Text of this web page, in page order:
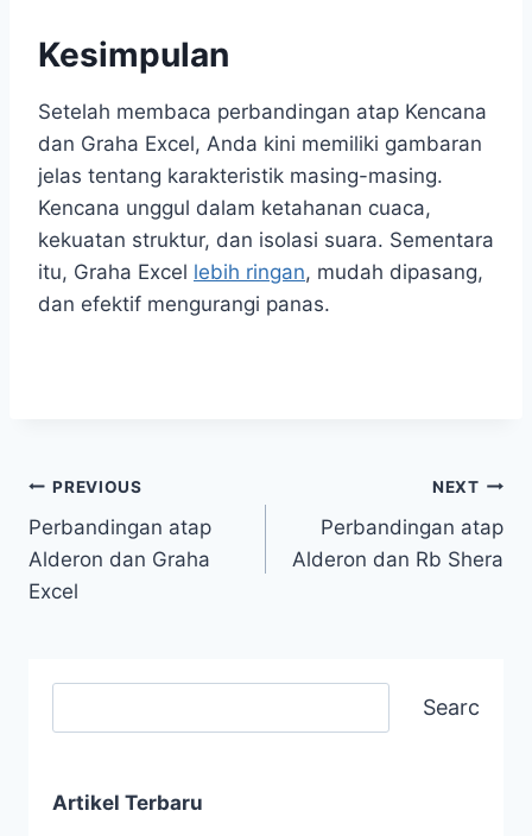
Kesimpulan
Setelah membaca perbandingan atap Kencana
dan Graha Excel, Anda kini memiliki gambaran
jelas tentang karakteristik masing-masing.
Kencana unggul dalam ketahanan cuaca,
kekuatan struktur, dan isolasi suara. Sementara
itu, Graha Excel lebih ringan, mudah dipasang,
dan efektif mengurangi panas.
PREVIOUS
Perbandingan atap
Alderon dan Graha
Excel
NEXT
Perbandingan atap
Alderon dan Rb Shera
Search
Artikel Terbaru